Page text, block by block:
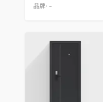
品牌: -
收藏